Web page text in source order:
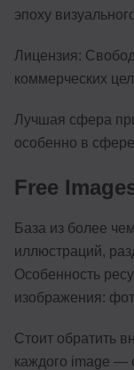
эпоху
Лицензия:
коммерческих
Лучшая сфера
особенно в
Free
База из более
иллюстраций,
Особенность
изображения:
Стоит обратить
каждого image —